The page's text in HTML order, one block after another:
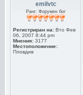
emilvtc
Ранг: Форумен бог
Регистриран на: Вто Фев
06, 2007 8:44 pm
Мнения: 3177
Местоположение:
Пловдив